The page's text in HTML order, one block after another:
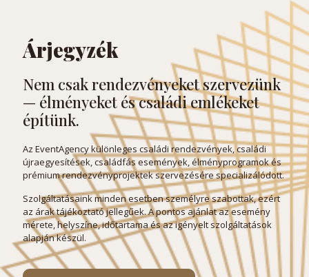
Árjegyzék
Nem csak rendezvényeket szervezünk
— élményeket és családi emlékeket
építünk.
Az EventAgency különleges családi rendezvények, családi
újraegyesítések, családfás események, élményprogramok és
prémium rendezvényprojektek szervezésére specializálódott.
Szolgáltatásaink minden esetben személyre szabottak, ezért
az árak tájékoztató jellegűek. A pontos ajánlat az esemény
mérete, helyszíne, időtartama és az igényelt szolgáltatások
alapján készül.